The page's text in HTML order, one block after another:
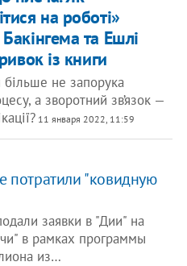
на роботі»
та Ешлі
із книги
не запорука
а зворотний зв’язок —
11 января 2022, 11:59
потратили "ковидную
заявки в "Дии" на
в рамках программы
из…